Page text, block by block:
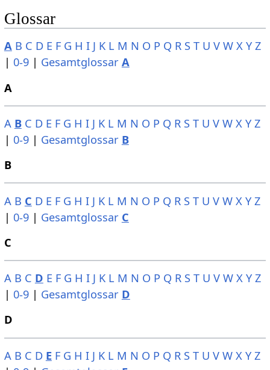
Glossar
A B C D E F G H I J K L M N O P Q R S T U V W X Y Z
| 0-9| Gesamtglossar A
A
A B C D E F G H I J K L M N O P Q R S T U V W X Y Z
| 0-9| Gesamtglossar B
B
A B C D E F G H I J K L M N O P Q R S T U V W X Y Z
| 0-9| Gesamtglossar C
C
A B C D E F G H I J K L M N O P Q R S T U V W X Y Z
| 0-9| Gesamtglossar D
D
A B C D E F G H I J K L M N O P Q R S T U V W X Y Z